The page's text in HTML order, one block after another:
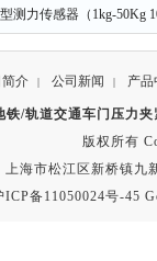
测力传感器（1kg-50Kg
介 | 公司新闻 | 产品
铁/轨道交通车门压力
版权所有
上海市松江区新桥镇九
ICP备11050024号-45